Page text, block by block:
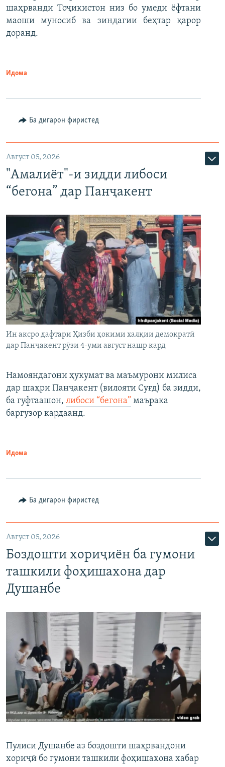
шаҳрванди Тоҷикистон низ бо умеди ёфтани
маоши муносиб ва зиндагии беҳтар қарор
доранд.
Идома
Ба дигарон фиристед
Август 05, 2026
"Амалиёт"-и зидди либоси
“бегона” дар Панҷакент
Ин аксро дафтари Ҳизби ҳокими халқии демократӣ
дар Панҷакент рӯзи 4-уми август нашр кард
Намояндагони ҳукумат ва маъмурони милиса
дар шаҳри Панҷакент (вилояти Суғд) ба зидди,
ба гуфтаашон, либоси “бегона” маърака
баргузор кардаанд.
Идома
Ба дигарон фиристед
Август 05, 2026
Боздошти хориҷиён ба гумони
ташкили фоҳишахона дар
Душанбе
Пулиси Душанбе аз боздошти шаҳрвандони
хориҷӣ бо гумони ташкили фоҳишахона хабар